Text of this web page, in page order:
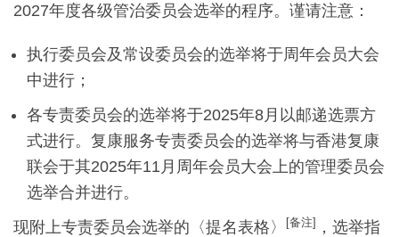
2027年度各级管治委员会选举的程序。谨请注意：
执行委员会及常设委员会的选举将于周年会员大会
中进行；
各专责委员会的选举将于2025年8月以邮递选票方
式进行。复康服务专责委员会的选举将与香港复康
联会于其2025年11月周年会员大会上的管理委员会
选举合并进行。
现附上专责委员会选举的〈提名表格〉
[备注]
，选举指